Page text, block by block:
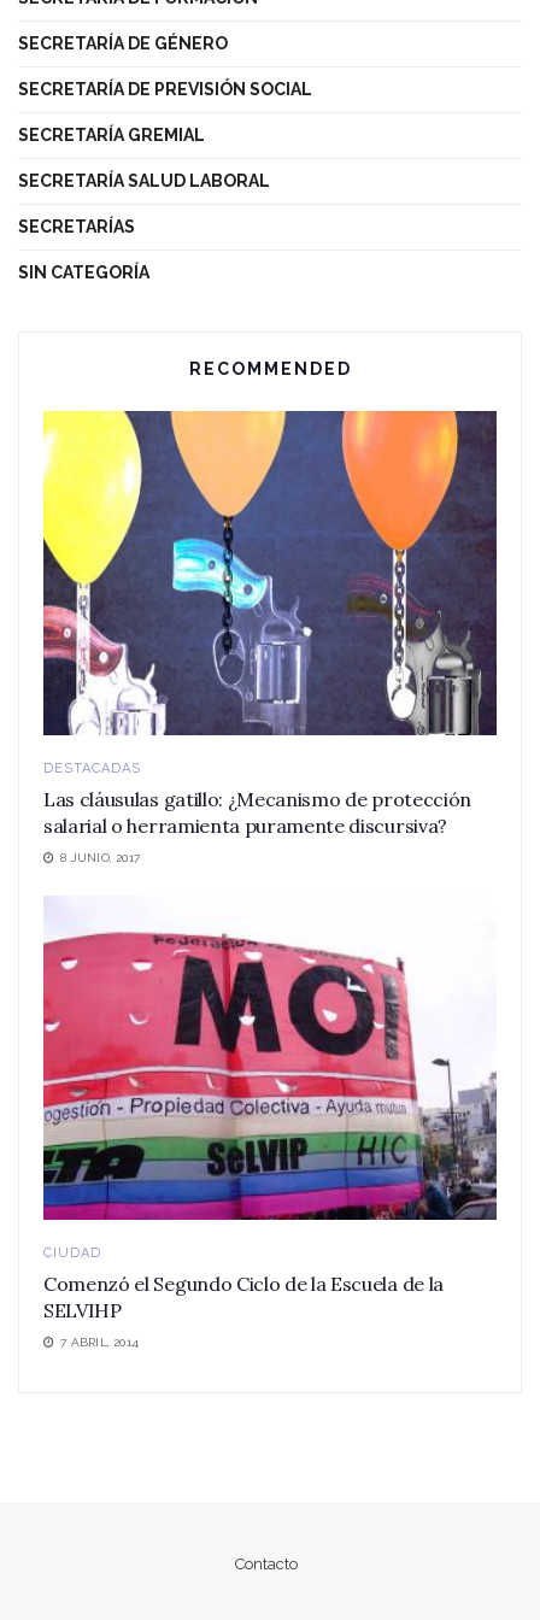
SECRETARÍA DE GÉNERO
SECRETARÍA DE PREVISIÓN SOCIAL
SECRETARÍA GREMIAL
SECRETARÍA SALUD LABORAL
SECRETARÍAS
SIN CATEGORÍA
RECOMMENDED
DESTACADAS
Las cláusulas gatillo: ¿Mecanismo de protección
salarial o herramienta puramente discursiva?
8 JUNIO, 2017
CIUDAD
Comenzó el Segundo Ciclo de la Escuela de la
SELVIHP
7 ABRIL, 2014
Contacto